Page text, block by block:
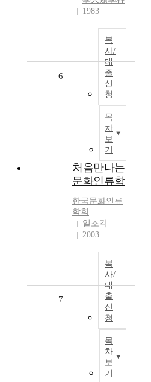
1983
복
사/
대
출
신
청
목
차
보
기
6
처음만나는
문화인류학
한국문화인류
학회
일조각
2003
복
사/
대
출
신
청
목
차
보
기
7